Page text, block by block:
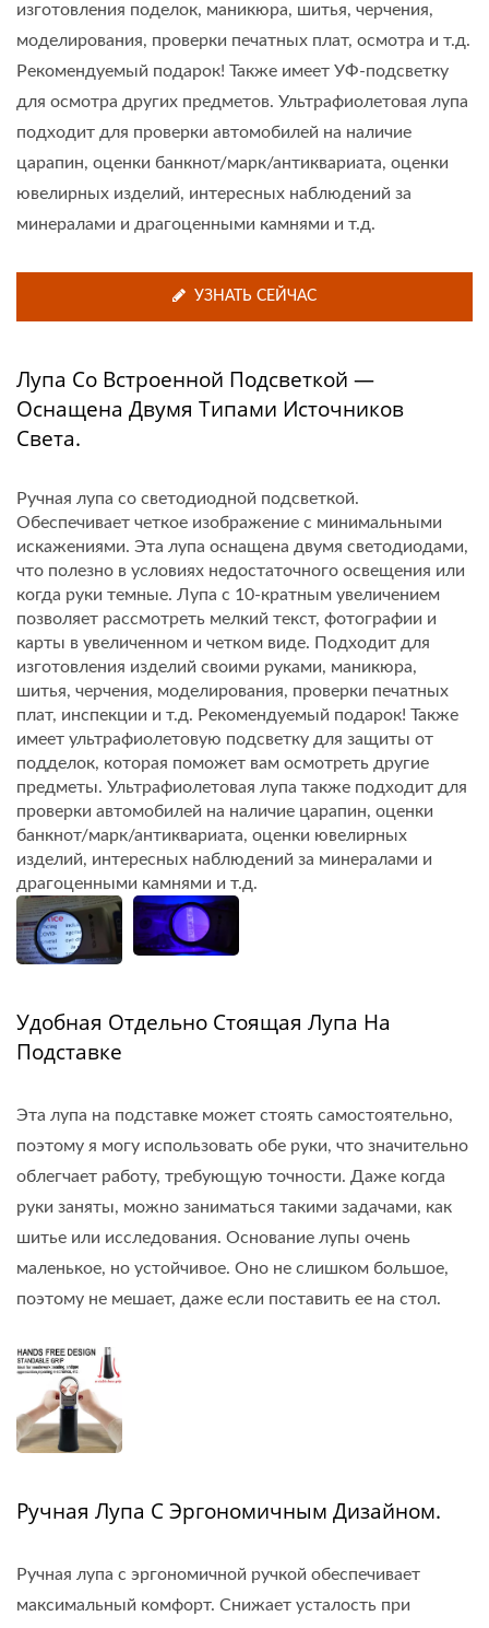
изготовления поделок, маникюра, шитья, черчения,
моделирования, проверки печатных плат, осмотра и т.д.
Рекомендуемый подарок! Также имеет УФ-подсветку
для осмотра других предметов. Ультрафиолетовая лупа
подходит для проверки автомобилей на наличие
царапин, оценки банкнот/марк/антиквариата, оценки
ювелирных изделий, интересных наблюдений за
минералами и драгоценными камнями и т.д.
УЗНАТЬ СЕЙЧАС
Лупа Со Встроенной Подсветкой —
Оснащена Двумя Типами Источников
Света.
Ручная лупа со светодиодной подсветкой.
Обеспечивает четкое изображение с минимальными
искажениями. Эта лупа оснащена двумя светодиодами,
что полезно в условиях недостаточного освещения или
когда руки темные. Лупа с 10-кратным увеличением
позволяет рассмотреть мелкий текст, фотографии и
карты в увеличенном и четком виде. Подходит для
изготовления изделий своими руками, маникюра,
шитья, черчения, моделирования, проверки печатных
плат, инспекции и т.д. Рекомендуемый подарок! Также
имеет ультрафиолетовую подсветку для защиты от
подделок, которая поможет вам осмотреть другие
предметы. Ультрафиолетовая лупа также подходит для
проверки автомобилей на наличие царапин, оценки
банкнот/марк/антиквариата, оценки ювелирных
изделий, интересных наблюдений за минералами и
драгоценными камнями и т.д.
Удобная Отдельно Стоящая Лупа На
Подставке
Эта лупа на подставке может стоять самостоятельно,
поэтому я могу использовать обе руки, что значительно
облегчает работу, требующую точности. Даже когда
руки заняты, можно заниматься такими задачами, как
шитье или исследования. Основание лупы очень
маленькое, но устойчивое. Оно не слишком большое,
поэтому не мешает, даже если поставить ее на стол.
Ручная Лупа С Эргономичным Дизайном.
Ручная лупа с эргономичной ручкой обеспечивает
максимальный комфорт. Снижает усталость при